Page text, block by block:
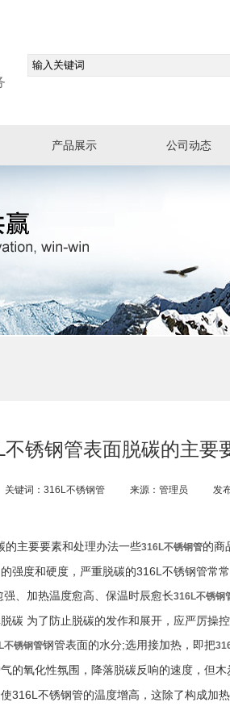
产品展示 公司动态
不锈钢管表面脱碳的主要
关键词：316L不锈钢管 来源：管理员 发
的主要要素和处理办法一些316L不锈钢管的商
强度和硬度，严重脱碳的316L不锈钢管常
、加热温度愈高、保温时辰愈长316L不锈钢
碳 为了防止脱碳的发作和展开，应严厉操
不锈钢管钢管表面的水分;选用接加热，即把
的氧化性氛围，降落脱碳反响的速度，但
316L不锈钢管的温度增高，这除了构成加